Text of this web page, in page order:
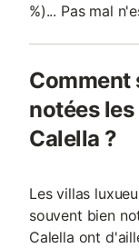
%)... Pas mal
Comment
notées
Calella ?
Les villas
souvent bien
Calella ont